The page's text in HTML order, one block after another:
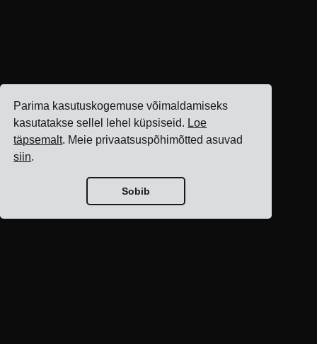
Parima kasutuskogemuse võimaldamiseks
kasutatakse sellel lehel küpsiseid. Loe
täpsemalt. Meie privaatsuspõhimõtted asuvad
siin.
Sobib